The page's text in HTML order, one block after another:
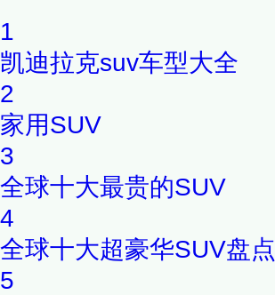
1
凯迪拉克suv车型大全
2
家用SUV
3
全球十大最贵的SUV
4
全球十大超豪华SUV盘点
5